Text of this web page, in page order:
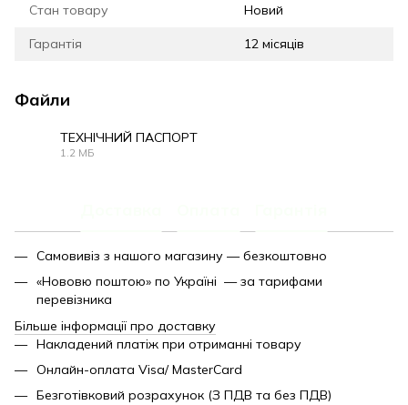
Стан товару Новий
Гарантія 12 місяців
Файли
ТЕХНІЧНИЙ ПАСПОРТ
1.2 МБ
Самовивіз з нашого магазину — безкоштовно
«Нововю поштою» по Україні — за тарифами
перевізника
Більше інформації про доставку
Накладений платіж при отриманні товару
Онлайн-оплата Visa/ MasterCard
Безготівковий розрахунок (З ПДВ та без ПДВ)